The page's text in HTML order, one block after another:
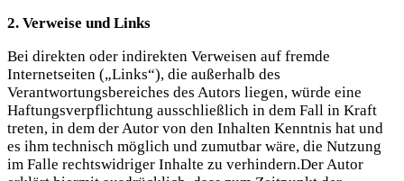
2. Verweise und Links
Bei direkten oder indirekten Verweisen auf fremde
Internetseiten („Links“), die außerhalb des
Verantwortungsbereiches des Autors liegen, würde eine
Haftungsverpflichtung ausschließlich in dem Fall in Kraft
treten, in dem der Autor von den Inhalten Kenntnis hat und
es ihm technisch möglich und zumutbar wäre, die Nutzung
im Falle rechtswidriger Inhalte zu verhindern.Der Autor